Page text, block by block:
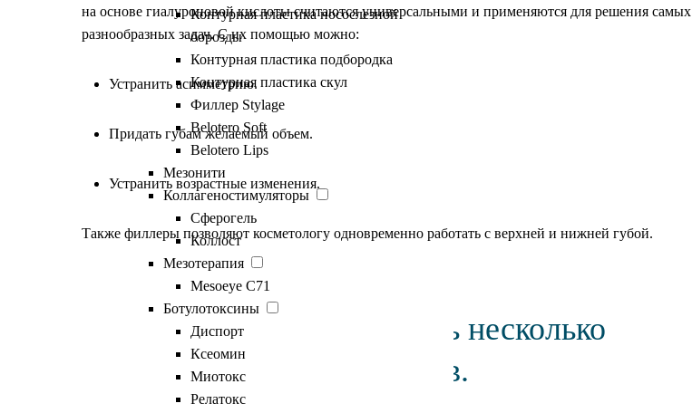
Контурная пластика носослезной
борозды
Контурная пластика подбородка
Контурная пластика скул
Филлер Stylage
Belotero Soft
Belotero Lips
Мезонити
Коллагеностимуляторы
Сферогель
Коллост
Мезотерапия
Mesoeye C71
Ботулотоксины
Диспорт
Ксеомин
Миотокс
Релатокс
на основе гиалуроновой кислоты считаются универсальными и применяются для решения самых
разнообразных задач. С их помощью можно:
Устранить асимметрию.
Придать губам желаемый объем.
Устранить возрастные изменения.
Также филлеры позволяют косметологу одновременно работать с верхней и нижней губой.
У контурной пластики есть несколько
существенных недостатков.